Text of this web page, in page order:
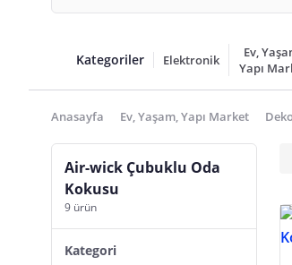
Kategoriler Elektronik
Ev,
Yapı
Anasayfa Ev, Yaşam, Yapı Market
Air-wick Çubuklu Oda
Kokusu
9 ürün
Kategori